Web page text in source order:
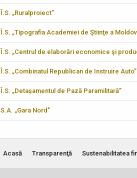
Î.S. „Ruralproiect”
Î.S. „Tipografia Academiei de Ştiinţe a
Î.S. „Centrul de elaborări economice şi
Î.S. „Combinatul Republican de Instruire Auto”
Î.S. „Detașamentul de Pază Paramilitară”
S.A. „Gara Nord"
Acasă Transparenţă Sustenabilitatea